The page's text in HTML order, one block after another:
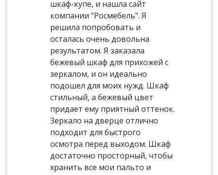
шкаф-купе, и нашла сайт
компании "Росмебель". Я
решила попробовать и
осталась очень довольна
результатом. Я заказала
бежевый шкаф для прихожей с
зеркалом, и он идеально
подошел для моих нужд. Шкаф
стильный, а бежевый цвет
придает ему приятный оттенок.
Зеркало на дверце отлично
подходит для быстрого
осмотра перед выходом. Шкаф
достаточно просторный, чтобы
хранить все мои пальто и